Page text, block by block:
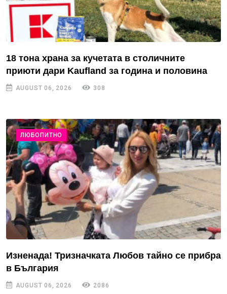
18 тона храна за кучетата в столичните
приюти дари Kaufland за година и половина
AUGUST 06, 2026 308
ЛЮБОПИТНО
Изненада! Тризначката Любов тайно се прибра
в България
AUGUST 06, 2026 2086